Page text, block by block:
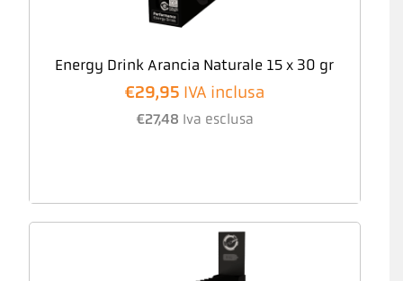
Energy Drink Arancia Naturale 15 x 30 gr
€29,95 IVA inclusa
€27,48 Iva esclusa